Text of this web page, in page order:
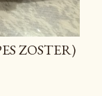
ZOSTER)